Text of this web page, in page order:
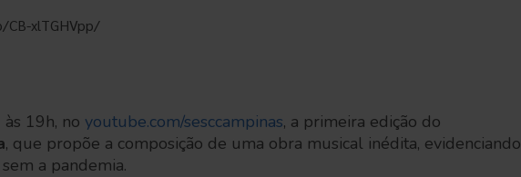
xlTGHVpp/
19h, no youtube.com/sesccampinas, a primeira edição do
, que propõe a composição de uma obra musical inédita, evidenciando
a pandemia.